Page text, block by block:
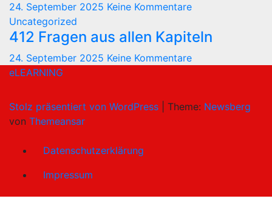
24. September 2025 Keine Kommentare
Uncategorized
412 Fragen aus allen Kapiteln
24. September 2025 Keine Kommentare
eLEARNING
Stolz präsentiert von WordPress Theme: Newsberg
von Themeansar
Datenschutzerklärung
Impressum